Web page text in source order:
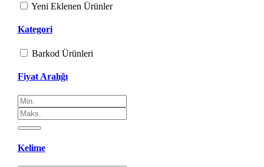
Yeni Eklenen Ürünler
Kategori
Barkod Ürünleri
Fiyat Aralığı
Kelime